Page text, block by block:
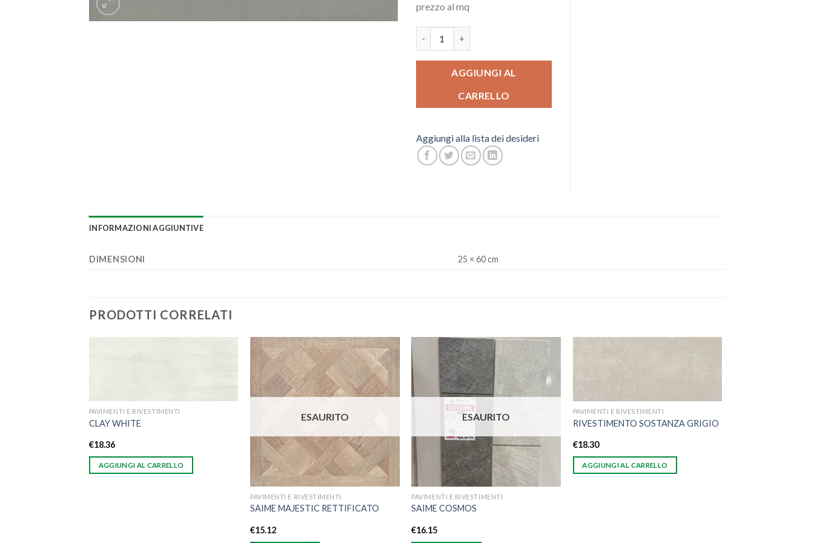
prezzo al mq
AGGIUNGI AL
CARRELLO
Aggiungi alla lista dei desideri
INFORMAZIONI AGGIUNTIVE
DIMENSIONI 25 × 60 cm
PRODOTTI CORRELATI
PAVIMENTI E RIVESTIMENTI
CLAY WHITE
€18.36
AGGIUNGI AL CARRELLO
Aggiungi
alla lista
dei
desideri
ESAURITO
PAVIMENTI E RIVESTIMENTI
SAIME MAJESTIC RETTIFICATO
€15.12
Aggiungi
alla lista
desideri
ESAURITO
PAVIMENTI E RIVESTIMENTI
SAIME COSMOS
€16.15
PAVIMENTI E RIVESTIMENTI
RIVESTIMENTO SOSTANZA GRIGIO
€18.30
AGGIUNGI AL CARRELLO